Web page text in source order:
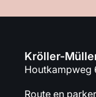
Kröller-
Houtkampweg
Route en